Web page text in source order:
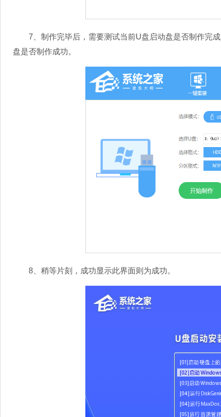
7、制作完毕后，需要测试当前U盘启动盘是否制作完成
盘是否制作成功。
8、稍等片刻，成功显示此界面则为成功。